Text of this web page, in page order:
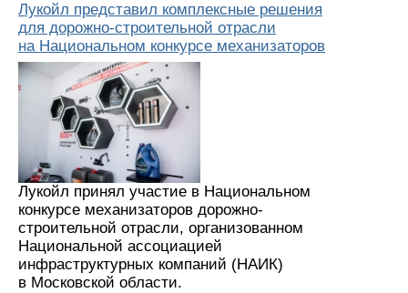
Лукойл представил комплексные решения
для дорожно-строительной отрасли
на Национальном конкурсе механизаторов
Лукойл принял участие в Национальном
конкурсе механизаторов дорожно-
строительной отрасли, организованном
Национальной ассоциацией
инфраструктурных компаний (НАИК)
в Московской области.